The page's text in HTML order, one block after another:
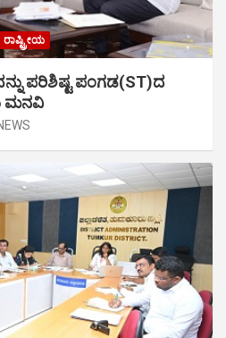
ರಾಷ್ಟ್ರೀಯ
ಪರಿಶಿಷ್ಟ ಪಂಗಡ(ST)ದ
ಮನವಿ